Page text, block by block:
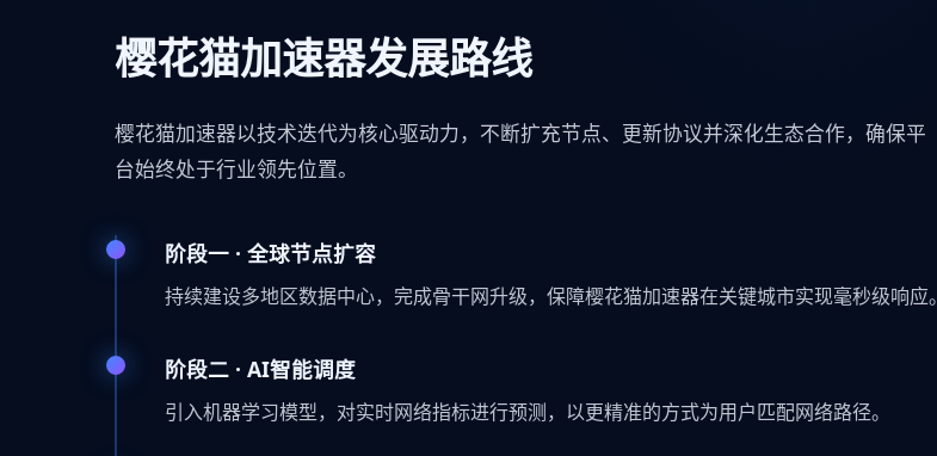
樱花猫加速器发展路线
樱花猫加速器以技术迭代为核心驱动力，不断扩充节点、更新协议并深化生态合作，确保平
台始终处于行业领先位置。
阶段一 · 全球节点扩容
持续建设多地区数据中心，完成骨干网升级，保障樱花猫加速器在关键城市实现毫秒级响应。
阶段二 · AI智能调度
引入机器学习模型，对实时网络指标进行预测，以更精准的方式为用户匹配网络路径。